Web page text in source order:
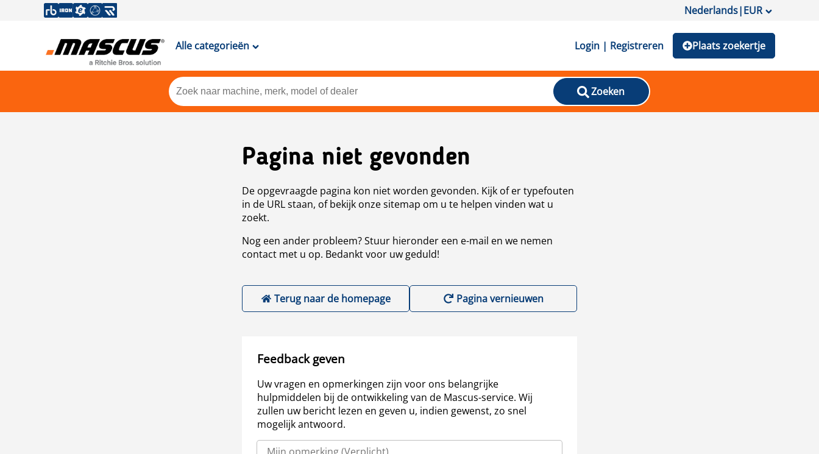
Nederlands|EUR
Alle categorieën Login | Registreren Plaats zoekertje
Zoeken
Pagina niet gevonden
De opgevraagde pagina kon niet worden gevonden. Kijk of er typefouten
in de URL staan, of bekijk onze sitemap om u te helpen vinden wat u
zoekt.
Nog een ander probleem? Stuur hieronder een e-mail en we nemen
contact met u op. Bedankt voor uw geduld!
Terug naar de homepage Pagina vernieuwen
Feedback geven
Uw vragen en opmerkingen zijn voor ons belangrijke
hulpmiddelen bij de ontwikkeling van de Mascus-service. Wij
zullen uw bericht lezen en geven u, indien gewenst, zo snel
mogelijk antwoord.